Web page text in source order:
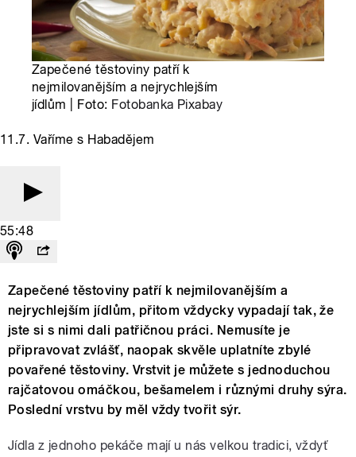
Zapečené těstoviny patří k
nejmilovanějším a nejrychlejším
jídlům | Foto: Fotobanka Pixabay
11.7. Vaříme s Habadějem
55:48
Zapečené těstoviny patří k nejmilovanějším a
nejrychlejším jídlům, přitom vždycky vypadají tak, že
jste si s nimi dali patřičnou práci. Nemusíte je
připravovat zvlášť, naopak skvěle uplatníte zbylé
povařené těstoviny. Vrstvit je můžete s jednoduchou
rajčatovou omáčkou, bešamelem i různými druhy sýra.
Poslední vrstvu by měl vždy tvořit sýr.
Jídla z jednoho pekáče mají u nás velkou tradici, vždyť